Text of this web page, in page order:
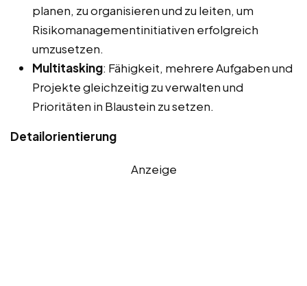
planen, zu organisieren und zu leiten, um
Risikomanagementinitiativen erfolgreich
umzusetzen.
Multitasking: Fähigkeit, mehrere Aufgaben und
Projekte gleichzeitig zu verwalten und
Prioritäten in Blaustein zu setzen.
Detailorientierung
Anzeige